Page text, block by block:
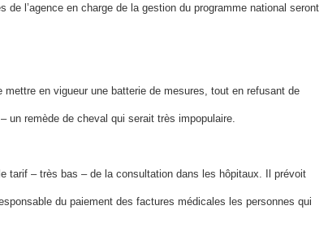
l’agence en charge de la gestion du programme national seront
en vigueur une batterie de mesures, tout en refusant de
un remède de cheval qui serait très impopulaire.
tarif – très bas – de la consultation dans les hôpitaux. Il prévoit
du paiement des factures médicales les personnes qui